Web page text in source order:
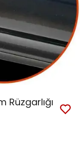
Rüzgarlığı